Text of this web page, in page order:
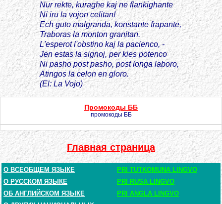
Nur rekte, kuraghe kaj ne flankighante
Ni iru la vojon celitan!
Ech guto malgranda, konstante frapante,
Traboras la monton granitan.
L'esperot l'obstino kaj la pacienco, -
Jen estas la signoj, per kies potenco
Ni pasho post pasho, post longa laboro,
Atingos la celon en gloro.
(El: La Vojo)
Промокоды ББ
промокоды ББ
Главная страница
О ВСЕОБЩЕМ ЯЗЫКЕ
PRI TUTKOMUNA LINGVO
О РУССКОМ ЯЗЫКЕ
PRI RUSA LINGVO
ОБ АНГЛИЙСКОМ ЯЗЫКЕ
PRI ANGLA LINGVO